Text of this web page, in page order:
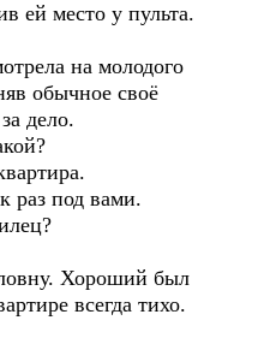
ей место у пульта.
на молодого
обычное своё
дело.
раз под вами.
Хороший был
всегда тихо.